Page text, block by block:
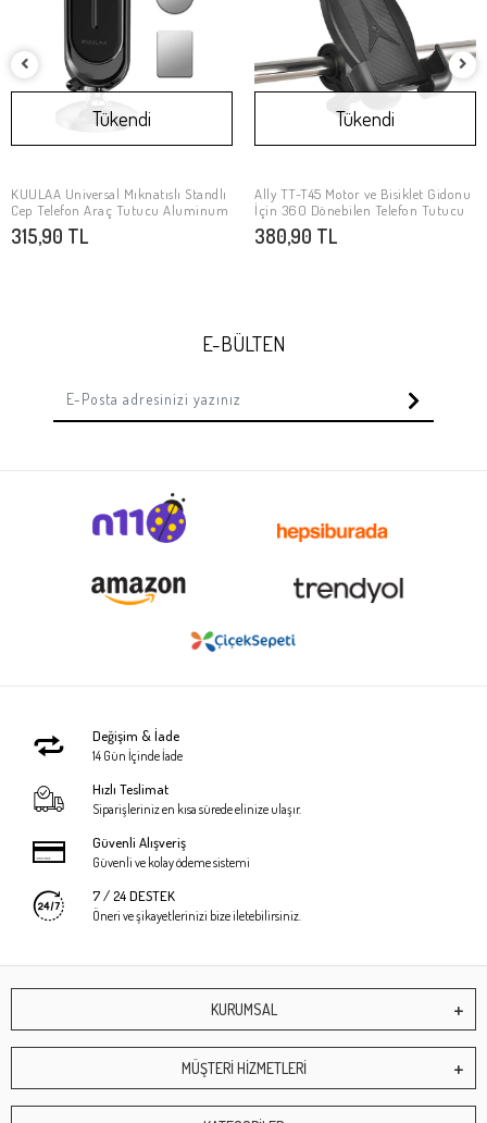
Stokta Yok
Tükendi
KUULAA Universal Mıknatıslı Standlı
Cep Telefon Araç Tutucu Aluminum
315,90 TL
Stokta Yok
Tükendi
Ally TT-T45 Motor ve Bisiklet Gidonu
İçin 360 Dönebilen Telefon Tutucu
380,90 TL
E-BÜLTEN
Değişim & İade
14 Gün İçinde İade
Hızlı Teslimat
Siparişleriniz en kısa sürede elinize ulaşır.
Güvenli Alışveriş
Güvenli ve kolay ödeme sistemi
7 / 24 DESTEK
Öneri ve şikayetlerinizi bize iletebilirsiniz.
KURUMSAL
MÜŞTERİ HİZMETLERİ